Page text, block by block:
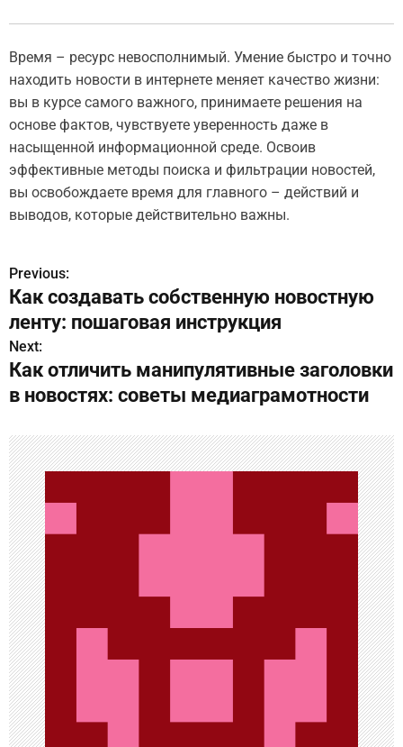
Время – ресурс невосполнимый. Умение быстро и точно
находить новости в интернете меняет качество жизни:
вы в курсе самого важного, принимаете решения на
основе фактов, чувствуете уверенность даже в
насыщенной информационной среде. Освоив
эффективные методы поиска и фильтрации новостей,
вы освобождаете время для главного – действий и
выводов, которые действительно важны.
Н
а
в
и
а
ц
и
я
п
о
з
а
п
Previous:
Как создавать собственную новостную
ленту: пошаговая инструкция
Next:
Как отличить манипулятивные заголовки
в новостях: советы медиаграмотности